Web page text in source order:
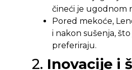
čineći je ugodnom
Pored mekoće,
i nakon sušenja,
preferiraju.
2. Inovacije i